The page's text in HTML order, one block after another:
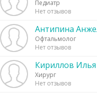
Педиатр
Нет отзывов
Антипина
Офтальмолог
Нет отзывов
Кириллов
Хирург
Нет отзывов